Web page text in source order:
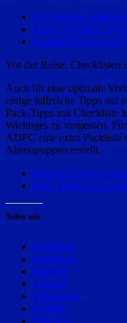
Das müssen
Tipps für Eltern: So
Radfahrübungen im
Vor der Reise: Checklisten
Auch für eine optimale
einige hilfreiche Tipps auf
Pack-Tipps mit Checkliste
Wichtiges zu vergessen.
ADFC eine extra Packliste
Altersgruppen erstellt.
Fahrrad-Check: ist
Pack-Tipps mit
Teilen mit:
Facebook
Mastodon
Bluesky
Threads
WhatsApp
E-Mail
Drucken